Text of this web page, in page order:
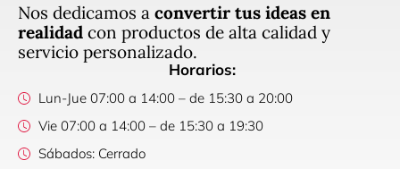
Nos dedicamos a convertir tus ideas en
realidad con productos de alta calidad y
servicio personalizado.
Horarios:
Lun-Jue 07:00 a 14:00 – de 15:30 a 20:00
Vie 07:00 a 14:00 – de 15:30 a 19:30
Sábados: Cerrado